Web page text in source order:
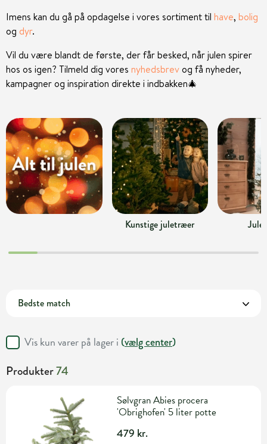
Imens kan du gå på opdagelse i vores sortiment til have, bolig
og dyr.
Vil du være blandt de første, der får besked, når julen spirer
hos os igen? Tilmeld dig vores nyhedsbrevog få nyheder,
kampagner og inspiration direkte i indbakken🎄
Kunstige juletræer
Vis kun varer på lager i (vælg center)
Produkter74
Sølvgran Abies procera
'Obrighofen' 5 liter potte
479 kr.